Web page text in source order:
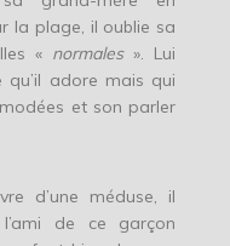
la plage, il oublie sa
« normales». Lui
qu’il adore mais qui
et son parler
d’une méduse, il
de ce garçon